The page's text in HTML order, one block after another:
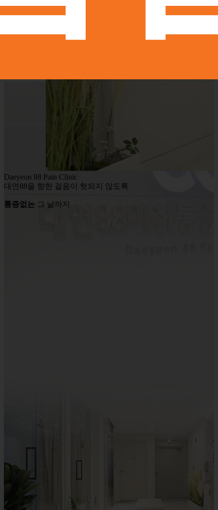
Daeyeon 88 Pain Clinic
대연88을 향한 걸음이 헛되지 않도록
통증없는 그 날까지